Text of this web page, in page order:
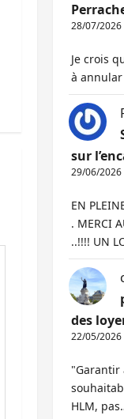
28/07/2026
Je crois
à
sur
29/06/2026
EN
. MERCI
..!!!! UN
des
22/05/2026
"Garantir
HLM,